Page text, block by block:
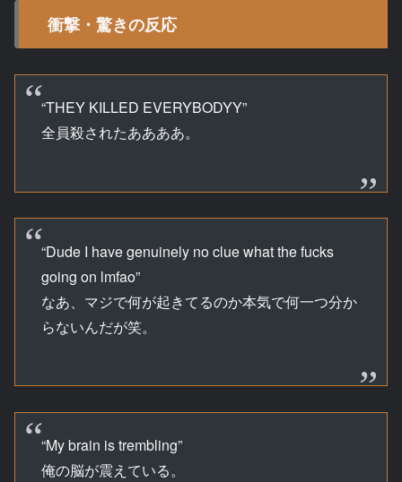
衝撃・驚きの反応
“THEY KILLED EVERYBODYY”
全員殺されたああああ。
“Dude I have genuinely no clue what the fucks
going on lmfao”
なあ、マジで何が起きてるのか本気で何一つ分か
らないんだが笑。
“My brain is trembling”
俺の脳が震えている。